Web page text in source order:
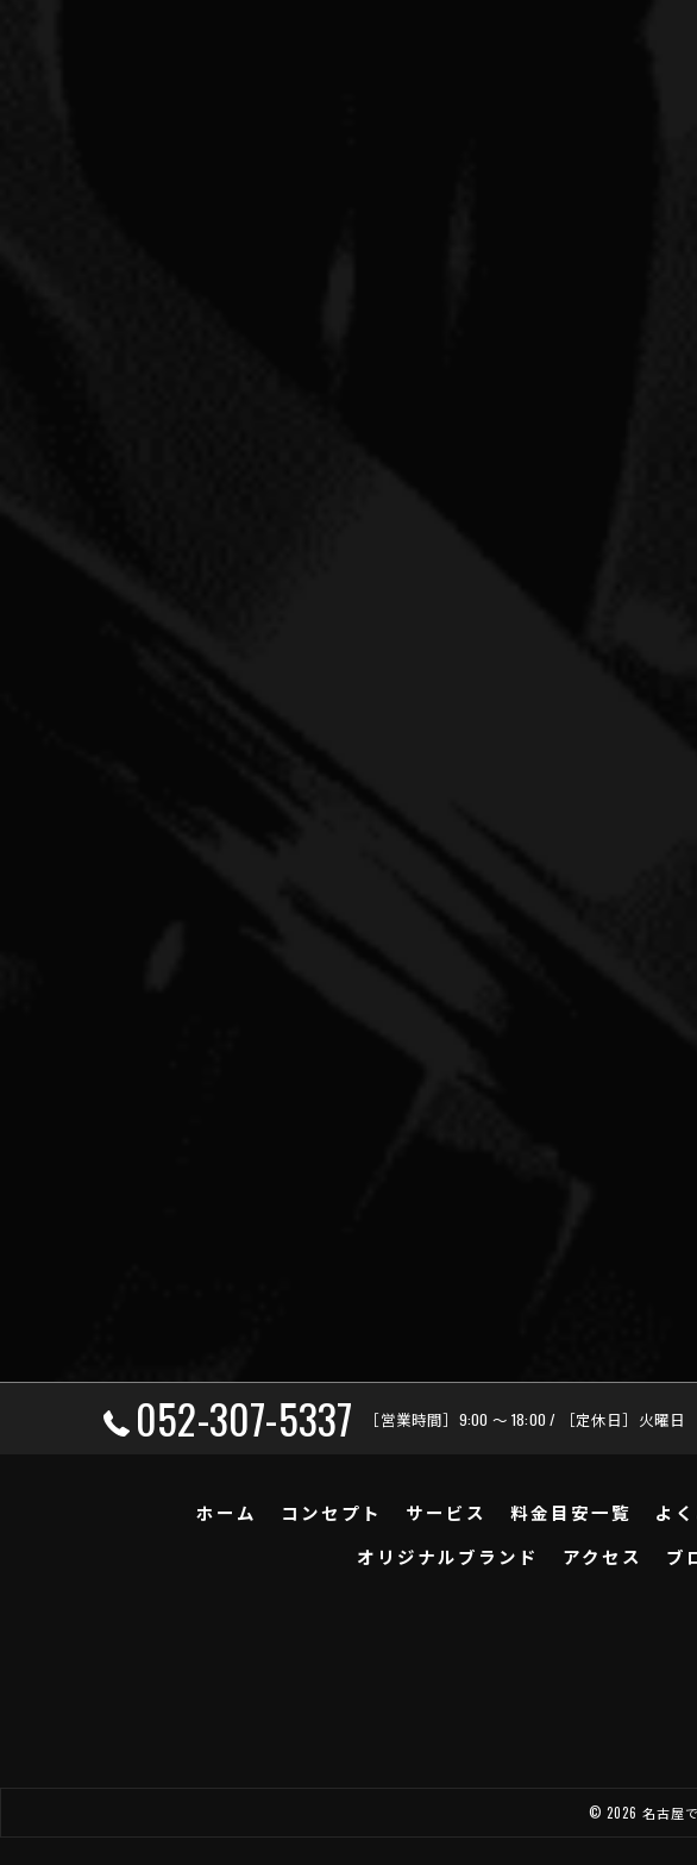
052-307-5337 ［営業時間］9:00 ～ 18:00 / ［定休日］火曜日
ホーム コンセプト サービス 料金目安一覧 よ
オリジナルブランド
アクセス ブ
© 2026 名古屋で